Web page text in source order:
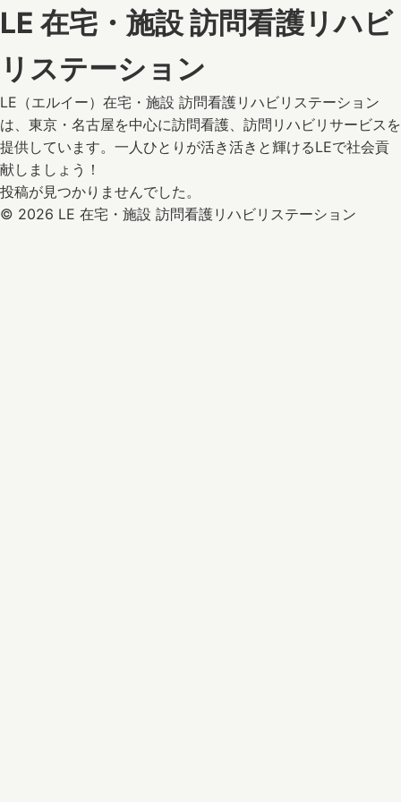
LE 在宅・施設 訪問看護リハビ
リステーション
LE（エルイー）在宅・施設 訪問看護リハビリステーション
は、東京・名古屋を中心に訪問看護、訪問リハビリサービスを
提供しています。一人ひとりが活き活きと輝けるLEで社会貢
献しましょう！
投稿が見つかりませんでした。
© 2026 LE 在宅・施設 訪問看護リハビリステーション